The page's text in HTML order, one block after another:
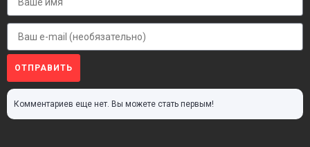
ОТПРАВИТЬ
Комментариев еще нет. Вы можете стать первым!